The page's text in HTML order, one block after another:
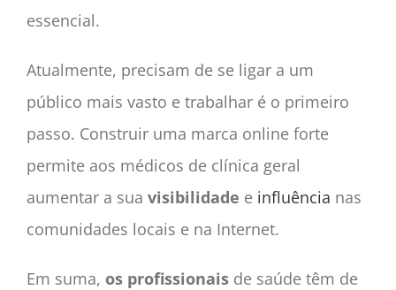
essencial.
Atualmente, precisam de se ligar a um
público mais vasto e trabalhar é o primeiro
passo. Construir uma marca online forte
permite aos médicos de clínica geral
aumentar a sua visibilidade e influência nas
comunidades locais e na Internet.
Em suma, os profissionaisde saúde têm de